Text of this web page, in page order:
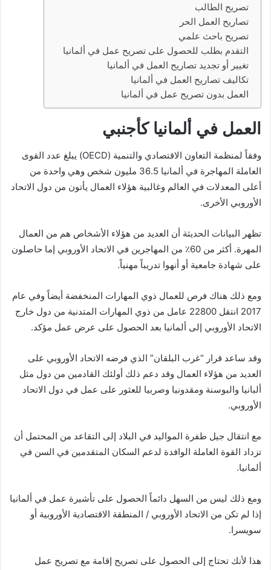
تصريح الطالب
تصاريح العمل الحر
تصريح باحث علمي
التقدم بطلب للحصول على تصريح عمل في ألمانيا
تغيير أو تجديد تصاريح العمل في ألمانيا
تكاليف تصاريح العمل في ألمانيا
العمل بدون تصريح عمل في ألمانيا
العمل في ألمانيا كأجنبي
وفقاً لمنظمة التعاون الاقتصادي والتنمية (OECD) يبلغ عدد القوى
العاملة المهاجرة في ألمانيا 36.5 مليون شخص وهي واحدة من
أعلى المعدلات في العالم وغالبية هؤلاء العمال يأتون من دول الاتحاد
الأوروبي الأخرى.
تظهر البيانات الحديثة أن العديد من هؤلاء الأشخاص هم من العمال
المهرة. أكثر من 60٪ من المهاجرين في الاتحاد الأوروبي إما حاصلون
على شهادة جامعية أو أنهوا تدريباً مهنياً.
ومع ذلك هناك فرص للعمال ذوي المهارات المنخفضة أيضاً وفي عام
2017 انتقل 22800 عامل من ذوي المهارات المتدنية من دول خارج
الاتحاد الأوروبي إلى ألمانيا بعد الحصول على عرض عمل مؤكد.
وقد ساعد قرار “غرب البلقان” الذي فرضه الاتحاد الأوروبي على
العديد من هؤلاء العمال وقد دعم ذلك أولئك القادمين من دول مثل
ألبانيا والبوسنة ومقدونيا وصربيا للعثور على عمل في دول الاتحاد
الأوروبي.
مع انتقال جيل طفرة المواليد في البلاد إلى التقاعد من المحتمل أن
تزداد القوة العاملة الوافدة لدعم السكان المتقدمين في السن في
ألمانيا.
ومع ذلك ليس من السهل دائماً الحصول على تأشيرة عمل في ألمانيا
إذا لم تكن من الاتحاد الأوروبي / المنطقة الاقتصادية الأوروبية أو
سويسرا.
هذا لأنك تحتاج إلى الحصول على تصريح إقامة مع تصريح عمل